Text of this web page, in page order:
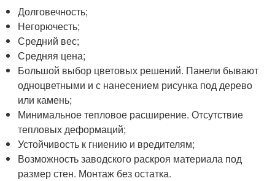
Долговечность;
Негорючесть;
Средний вес;
Средняя цена;
Большой выбор цветовых решений. Панели бывают
одноцветными и с нанесением рисунка под дерево
или камень;
Минимальное тепловое расширение. Отсутствие
тепловых деформаций;
Устойчивость к гниению и вредителям;
Возможность заводского раскроя материала под
размер стен. Монтаж без остатка.